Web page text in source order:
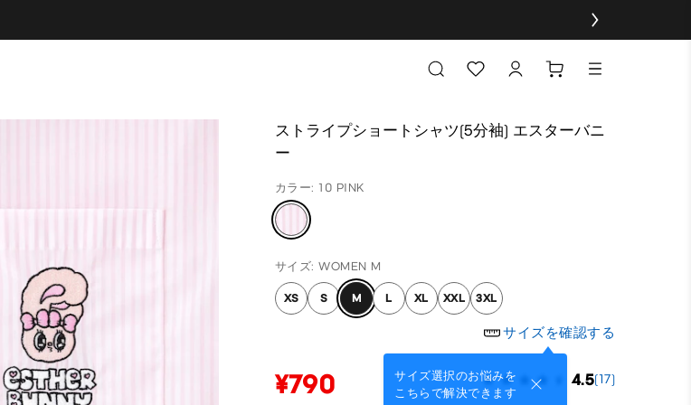
ストライプショートシャツ(5分袖) エスターバニ
ー
カラー: 10 PINK
サイズ: WOMEN M
XS S M L XL XXL 3XL
サイズを確認する
サイズ選択のお悩みを
こちらで解決できます
¥790 4.5(17)